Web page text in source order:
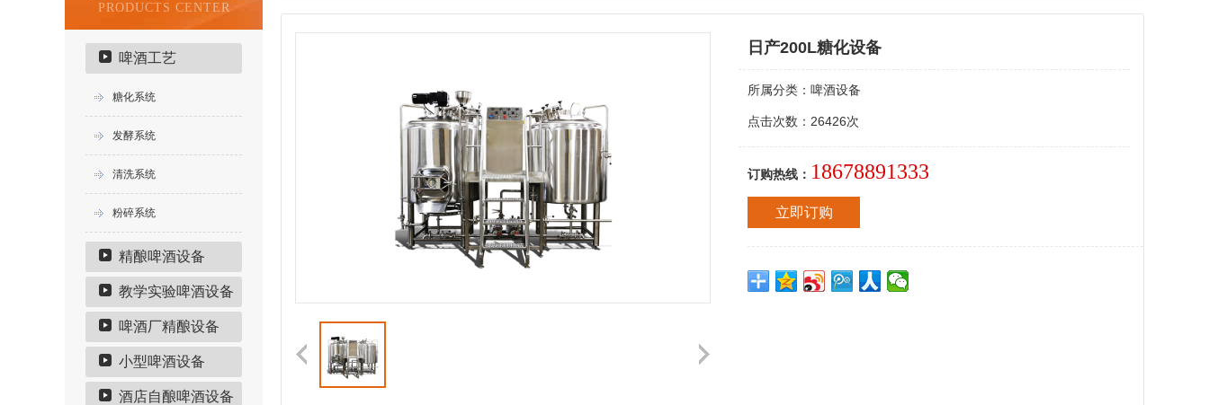
PRODUCTS CENTER
啤酒工艺
糖化系统
发酵系统
清洗系统
粉碎系统
精酿啤酒设备
教学实验啤酒设备
啤酒厂精酿设备
小型啤酒设备
酒店自酿啤酒设备
日产200L糖化设备
所属分类： 啤酒设备
点击次数： 26426次
订购热线： 18678891333
立即订购